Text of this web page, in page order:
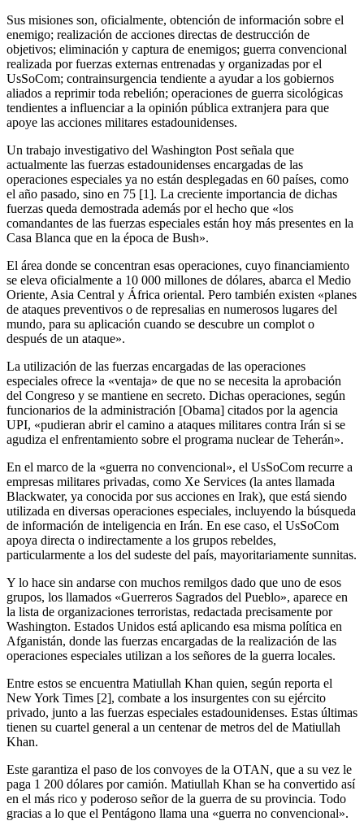
Sus misiones son, oficialmente, obtención de información sobre el
enemigo; realización de acciones directas de destrucción de
objetivos; eliminación y captura de enemigos; guerra convencional
realizada por fuerzas externas entrenadas y organizadas por el
UsSoCom; contrainsurgencia tendiente a ayudar a los gobiernos
aliados a reprimir toda rebelión; operaciones de guerra sicológicas
tendientes a influenciar a la opinión pública extranjera para que
apoye las acciones militares estadounidenses.
Un trabajo investigativo del Washington Post señala que
actualmente las fuerzas estadounidenses encargadas de las
operaciones especiales ya no están desplegadas en 60 países, como
el año pasado, sino en 75 [1]. La creciente importancia de dichas
fuerzas queda demostrada además por el hecho que «los
comandantes de las fuerzas especiales están hoy más presentes en la
Casa Blanca que en la época de Bush».
El área donde se concentran esas operaciones, cuyo financiamiento
se eleva oficialmente a 10 000 millones de dólares, abarca el Medio
Oriente, Asia Central y África oriental. Pero también existen «planes
de ataques preventivos o de represalias en numerosos lugares del
mundo, para su aplicación cuando se descubre un complot o
después de un ataque».
La utilización de las fuerzas encargadas de las operaciones
especiales ofrece la «ventaja» de que no se necesita la aprobación
del Congreso y se mantiene en secreto. Dichas operaciones, según
funcionarios de la administración [Obama] citados por la agencia
UPI, «pudieran abrir el camino a ataques militares contra Irán si se
agudiza el enfrentamiento sobre el programa nuclear de Teherán».
En el marco de la «guerra no convencional», el UsSoCom recurre a
empresas militares privadas, como Xe Services (la antes llamada
Blackwater, ya conocida por sus acciones en Irak), que está siendo
utilizada en diversas operaciones especiales, incluyendo la búsqueda
de información de inteligencia en Irán. En ese caso, el UsSoCom
apoya directa o indirectamente a los grupos rebeldes,
particularmente a los del sudeste del país, mayoritariamente sunnitas.
Y lo hace sin andarse con muchos remilgos dado que uno de esos
grupos, los llamados «Guerreros Sagrados del Pueblo», aparece en
la lista de organizaciones terroristas, redactada precisamente por
Washington. Estados Unidos está aplicando esa misma política en
Afganistán, donde las fuerzas encargadas de la realización de las
operaciones especiales utilizan a los señores de la guerra locales.
Entre estos se encuentra Matiullah Khan quien, según reporta el
New York Times [2], combate a los insurgentes con su ejército
privado, junto a las fuerzas especiales estadounidenses. Estas últimas
tienen su cuartel general a un centenar de metros del de Matiullah
Khan.
Este garantiza el paso de los convoyes de la OTAN, que a su vez le
paga 1 200 dólares por camión. Matiullah Khan se ha convertido así
en el más rico y poderoso señor de la guerra de su provincia. Todo
gracias a lo que el Pentágono llama una «guerra no convencional».